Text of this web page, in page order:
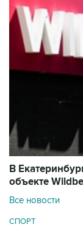
В
объекте
Все новости
СПОРТ